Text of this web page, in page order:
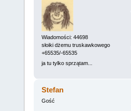
Wiadomości: 44698
słoiki dżemu truskawkowego
+65535/-65535
ja tu tylko sprzątam...
Stefan
Gość